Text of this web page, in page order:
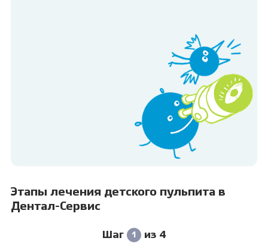
Этапы лечения детского пульпита в
Дентал-Сервис
Шаг 1 из 4